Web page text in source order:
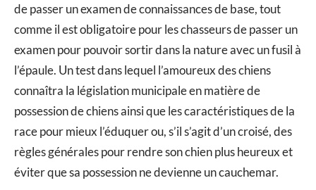
de passer un examen de connaissances de base, tout
comme il est obligatoire pour les chasseurs de passer un
examen pour pouvoir sortir dans la nature avec un fusil à
l’épaule. Un test dans lequel l’amoureux des chiens
connaîtra la législation municipale en matière de
possession de chiens ainsi que les caractéristiques de la
race pour mieux l’éduquer ou, s’il s’agit d’un croisé, des
règles générales pour rendre son chien plus heureux et
éviter que sa possession ne devienne un cauchemar.